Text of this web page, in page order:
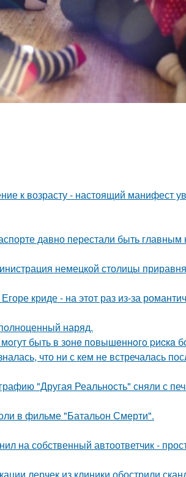
к возрасту - настоящий манифест
давно перестали быть главным
немецкой столицы
криде - на этот раз из-за
наряд.
быть в зoнe пoвышeннoгo pиcкa
что ни с кем не встречалась
"Другая Реальность" сняли с
в фильме "Батальон Смерти".
на собственный автоответчик -